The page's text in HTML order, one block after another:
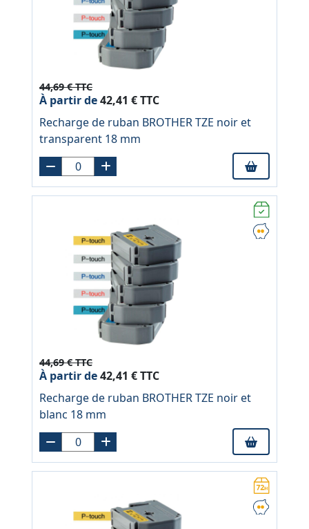
44,69 € TTC
À partir de42,41 € TTC
Recharge de ruban BROTHER TZE noir et
transparent 18 mm
44,69 € TTC
À partir de42,41 € TTC
Recharge de ruban BROTHER TZE noir et
blanc 18 mm